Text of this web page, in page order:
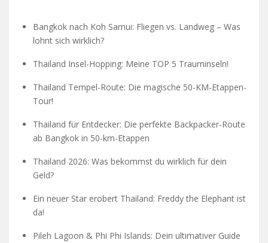
Bangkok nach Koh Samui: Fliegen vs. Landweg – Was
lohnt sich wirklich?
Thailand Insel-Hopping: Meine TOP 5 Trauminseln!
Thailand Tempel-Route: Die magische 50-KM-Etappen-
Tour!
Thailand für Entdecker: Die perfekte Backpacker-Route
ab Bangkok in 50-km-Etappen
Thailand 2026: Was bekommst du wirklich für dein
Geld?
Ein neuer Star erobert Thailand: Freddy the Elephant ist
da!
Pileh Lagoon & Phi Phi Islands: Dein ultimativer Guide